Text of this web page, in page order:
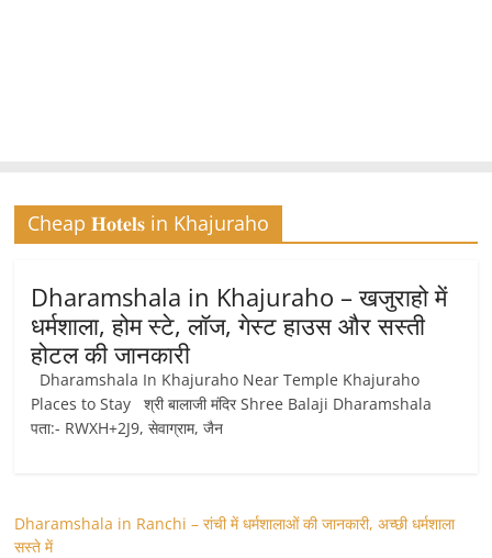
Cheap 𝐇𝐨𝐭𝐞𝐥𝐬 in Khajuraho
Dharamshala in Khajuraho – खजुराहो में
धर्मशाला, होम स्टे, लॉज, गेस्ट हाउस और सस्ती
होटल की जानकारी
Dharamshala In Khajuraho Near Temple Khajuraho
Places to Stay श्री बालाजी मंदिर Shree Balaji Dharamshala
पता:- RWXH+2J9, सेवाग्राम, जैन
Dharamshala in Ranchi – रांची में धर्मशालाओं की जानकारी, अच्छी धर्मशाला
सस्ते में